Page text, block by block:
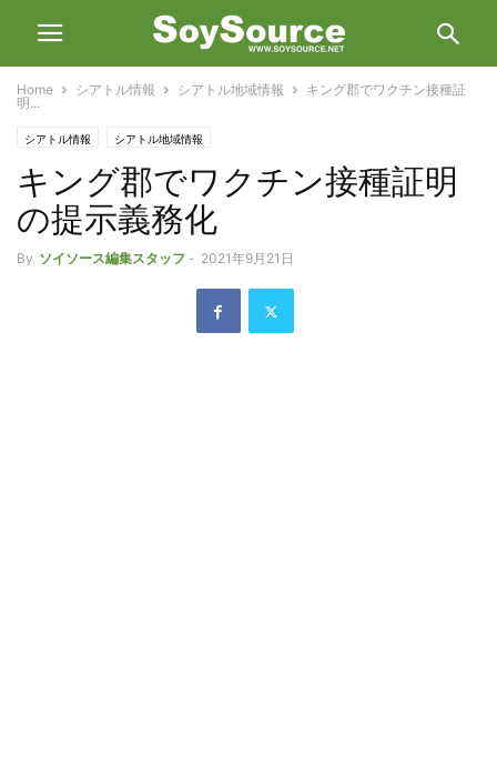
Home シアトル情報 シアトル地域情報
キング郡でワクチン接種証
明...
シアトル情報 シアトル地域情報
新型コロナウィルス感染に関する地域行政からの情報
キング郡でワクチン接種証明
の提示義務化
By ソイソース編集スタッフ - 2021年9月21日